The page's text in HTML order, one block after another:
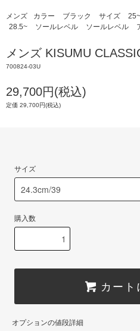
メンズ カラー ブラック サイズ
28.5~
ソールレベル ソールレベル
メンズ KISUMU
700824-03U
29,700円(税込)
定価 29,700円(税込)
サイズ
購入数
カート
オプションの値段詳細